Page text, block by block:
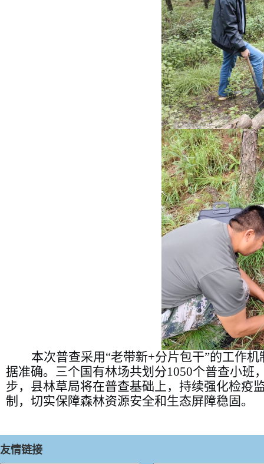
本次普查采用 “老带新+分片包干”的工作机
据准确。三个国有林场共划分1050个普查小班
步， 县林草局将在普查基础上，持续强化检疫
制，切实保障森林资源安全和生态屏障稳固。
友情链接